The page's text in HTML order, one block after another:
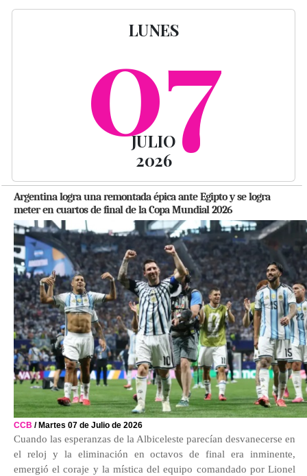
LUNES
07
JULIO
2026
Argentina logra una remontada épica ante Egipto y se logra
meter en cuartos de final de la Copa Mundial 2026
CCB / Martes 07 de Julio de 2026
Cuando las esperanzas de la Albiceleste parecían desvanecerse en
el reloj y la eliminación en octavos de final era inminente,
emergió el coraje y la mística del equipo comandado por Lionel